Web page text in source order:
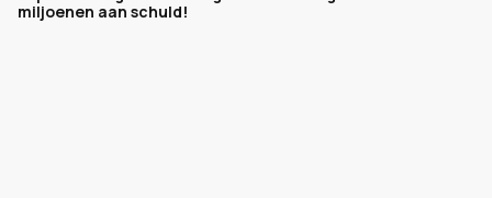
miljoenen aan schuld!